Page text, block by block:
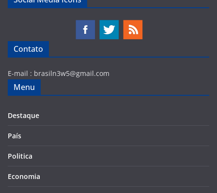
Contato
E-mail : brasiln3w5@gmail.com
Menu
Destaque
País
Politica
Economia